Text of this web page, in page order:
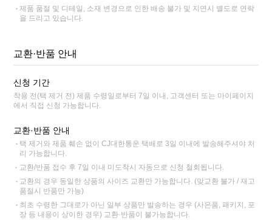
제품 품절 및 디테일, 소재 변경으로 인한 배송 불가 및 지연시 별도로 연락
을 드리고 있습니다.
교환·반품 안내
신청 기간
착용 전(택 제거 전) 제품 수령일로부터 7일 이내, 고객센터 또는 마이페이지
에서 직접 신청 가능합니다.
교환·반품 안내
택 제거와 제품 훼손 없이 CJ대한통운 택배로 3일 이내에 발송해주셔야 처
리 가능합니다.
교환/반품 접수 후 7일 이내 미도착시 자동으로 신청 철회됩니다.
교환의 경우 동일한 상품의 사이즈 교환만 가능합니다. (맞교환 불가 / 재고
품절시 반품만 가능)
최초 수령한 그대로가 아닌 일부 상품만 발송하는 경우 (사은품, 패키지, 포
장 등 내용이 상이한 경우) 교환·반품이 불가능합니다.